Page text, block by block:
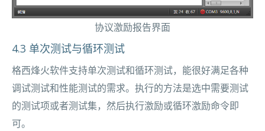
协议激励报告界面
4.3 单次测试与循环测试
格西烽火软件支持单次测试和循环测试，能很好满足各种
调试测试和性能测试的需求。执行的方法是选中需要测试
的测试项或者测试集，然后执行激励或循环激励命令即
可。